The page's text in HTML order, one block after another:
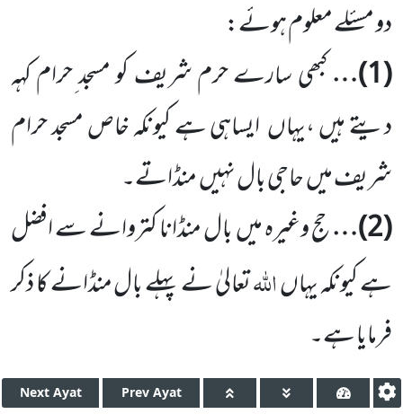
دو مسئلے معلوم ہوئے:
(
1
)…کبھی سارے حرم شریف کو مسجد ِحرام کہہ
دیتے ہیں ،یہاںایساہی ہے کیونکہ خاص مسجد حرام
شریف میںحاجی بال نہیںمنڈاتے۔
(
2
)…حج وغیرہ میںبال منڈانا کتروانے سے افضل
ہے کیونکہ یہاںاللہتعالیٰ نے پہلے بال منڈانے کا ذکر
فرمایا ہے۔
Next Ayat Prev Ayat